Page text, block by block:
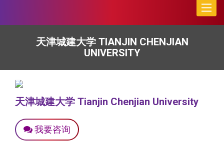
Toggle
天津城建大学 TIANJIN CHENJIAN
UNIVERSITY
天津城建大学 Tianjin Chenjian University
我要咨询